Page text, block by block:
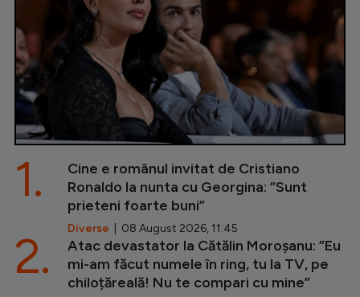
Cine e românul invitat de Cristiano
Ronaldo la nunta cu Georgina: ”Sunt
prieteni foarte buni”
Diverse | 08 August 2026, 11:45
1.
Atac devastator la Cătălin Moroșanu: ”Eu
mi-am făcut numele în ring, tu la TV, pe
chiloțăreală! Nu te compari cu mine”
2.